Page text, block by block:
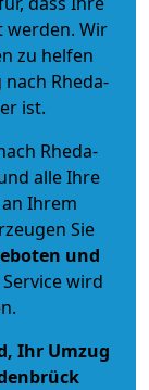
werden. Wir
zu helfen
Rheda-
ist.
Rheda-
alle Ihre
Ihrem
Sie
und
wird
Ihr Umzug